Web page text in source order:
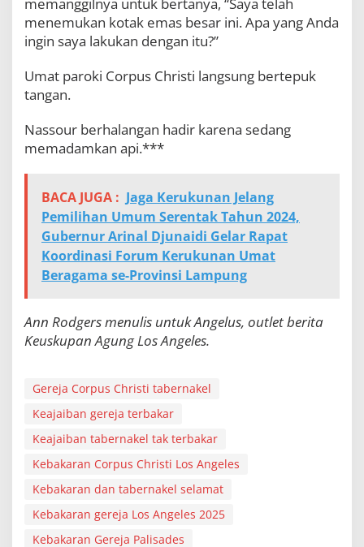
memanggilnya untuk bertanya, “Saya telah
menemukan kotak emas besar ini. Apa yang Anda
ingin saya lakukan dengan itu?”
Umat paroki Corpus Christi langsung bertepuk
tangan.
Nassour berhalangan hadir karena sedang
memadamkan api.***
BACA JUGA : Jaga Kerukunan Jelang
Pemilihan Umum Serentak Tahun 2024,
Gubernur Arinal Djunaidi Gelar Rapat
Koordinasi Forum Kerukunan Umat
Beragama se-Provinsi Lampung
Ann Rodgers menulis untuk Angelus, outlet berita
Keuskupan Agung Los Angeles.
Gereja Corpus Christi tabernakel
Keajaiban gereja terbakar
Keajaiban tabernakel tak terbakar
Kebakaran Corpus Christi Los Angeles
Kebakaran dan tabernakel selamat
Kebakaran gereja Los Angeles 2025
Kebakaran Gereja Palisades